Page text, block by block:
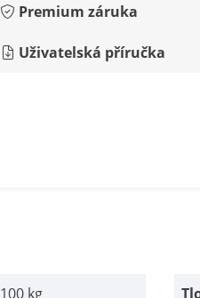
Premium záruka
Uživatelská příručka
100 kg